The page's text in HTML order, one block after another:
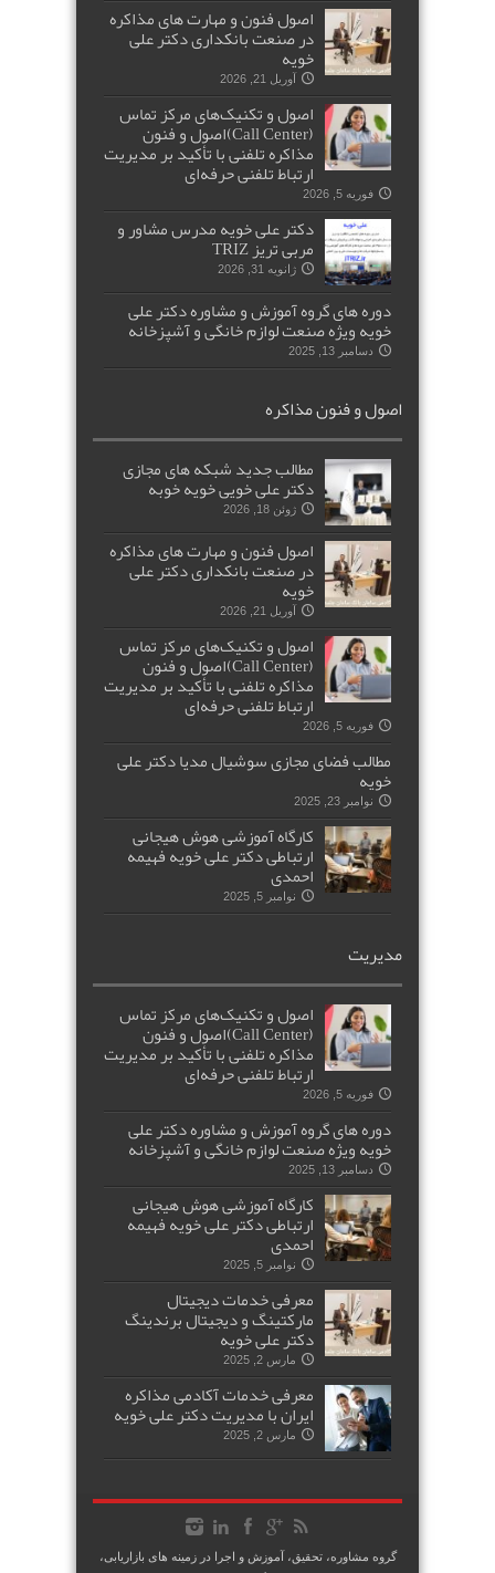
اصول فنون و مهارت های مذاکره
در صنعت بانکداری دکتر علی
خویه
آوریل 21, 2026
اصول و تکنیک‌های مرکز تماس
(Call Center)اصول و فنون
مذاکره تلفنی با تأکید بر مدیریت
ارتباط تلفنی حرفه‌ای
فوریه 5, 2026
دکتر علی خویه مدرس مشاور و
مربی تریز TRIZ
ژانویه 31, 2026
دوره های گروه آموزش و مشاوره دکتر علی
خویه ویژه صنعت لوازم خانگی و آشپزخانه
دسامبر 13, 2025
اصول و فنون مذاکره
مطالب جدید شبکه های مجازی
دکتر علی خویی خویه خوبه
ژوئن 18, 2026
اصول فنون و مهارت های مذاکره
در صنعت بانکداری دکتر علی
خویه
آوریل 21, 2026
اصول و تکنیک‌های مرکز تماس
(Call Center)اصول و فنون
مذاکره تلفنی با تأکید بر مدیریت
ارتباط تلفنی حرفه‌ای
فوریه 5, 2026
مطالب فضای مجازی سوشیال مدیا دکتر علی
خویه
نوامبر 23, 2025
کارگاه آموزشی هوش هیجانی
ارتباطی دکتر علی خویه فهیمه
احمدی
نوامبر 5, 2025
مدیریت
اصول و تکنیک‌های مرکز تماس
(Call Center)اصول و فنون
مذاکره تلفنی با تأکید بر مدیریت
ارتباط تلفنی حرفه‌ای
فوریه 5, 2026
دوره های گروه آموزش و مشاوره دکتر علی
خویه ویژه صنعت لوازم خانگی و آشپزخانه
دسامبر 13, 2025
کارگاه آموزشی هوش هیجانی
ارتباطی دکتر علی خویه فهیمه
احمدی
نوامبر 5, 2025
معرفی خدمات دیجیتال
مارکتینگ و دیجیتال برندینگ
دکتر علی خویه
مارس 2, 2025
معرفی خدمات آکادمی مذاکره
ایران با مدیریت دکتر علی خویه
مارس 2, 2025
گروه مشاوره، تحقیق، آموزش و اجرا در زمینه های بازاریابی،